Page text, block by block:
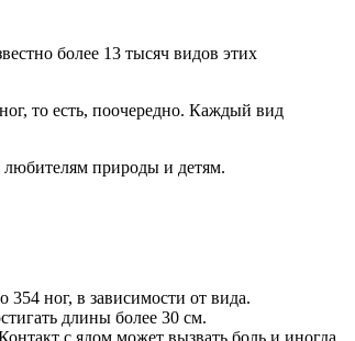
более 13 тысяч видов этих
то есть, поочередно. Каждый вид
любителям природы и детям.
ног, в зависимости от вида.
длины более 30 см.
с ядом может вызвать боль и иногда